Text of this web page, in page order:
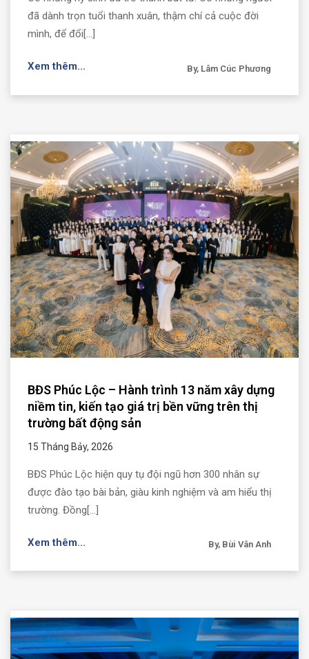
đã dành trọn tuổi thanh xuân, thậm chí cả cuộc đời
mình, để đổi[...]
Xem thêm... By, Lâm Cúc Phương
BĐS Phúc Lộc – Hành trình 13 năm xây dựng
niềm tin, kiến tạo giá trị bền vững trên thị
trường bất động sản
15 Tháng Bảy, 2026
BĐS Phúc Lộc hiện quy tụ đội ngũ hơn 300 nhân sự
được đào tạo bài bản, giàu kinh nghiệm và am hiểu thị
trường. Đồng[...]
Xem thêm... By, Bùi Vân Anh